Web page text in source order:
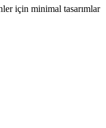
için minimal tasarımlar